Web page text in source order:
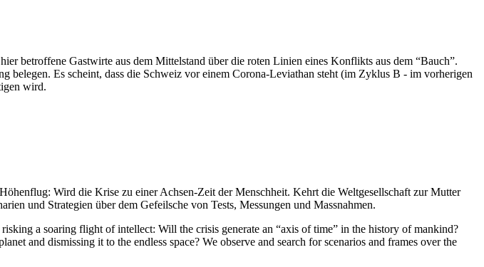
betroffene Gastwirte aus dem Mittelstand über die roten Linien eines Konflikts aus dem “Bauch”.
Es scheint, dass die Schweiz vor einem Corona-Leviathan steht (im Zyklus B - im vorherigen
wird.
Wird die Krise zu einer Achsen-Zeit der Menschheit. Kehrt die Weltgesellschaft zur Mutter
und Strategien über dem Gefeilsche von Tests, Messungen und Massnahmen.
a soaring flight of intellect: Will the crisis generate an “axis of time” in the history of mankind?
and dismissing it to the endless space? We observe and search for scenarios and frames over the